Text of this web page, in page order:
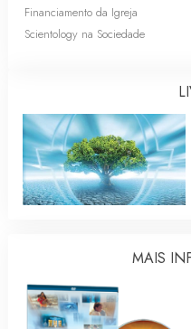
Financiamento da Igreja
Scientology na Sociedade
MAIS